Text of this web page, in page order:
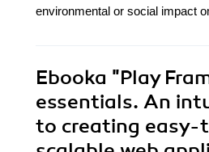
environmental or social impact
Ebooka "Play
essentials. An
to creating easy-